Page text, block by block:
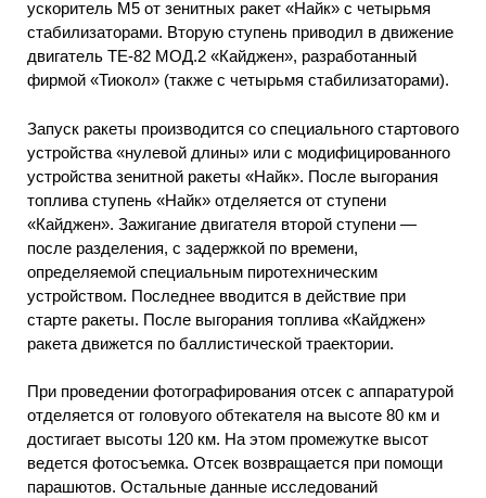
ускоритель М5 от зенитных ракет «Найк» с четырьмя
стабилизаторами. Вторую ступень приводил в движение
двигатель TE-82 МОД.2 «Кайджен», разработанный
фирмой «Тиокол» (также с четырьмя стабилизаторами).
Запуск ракеты производится со специального стартового
устройства «нулевой длины» или с модифицированного
устройства зенитной ракеты «Найк». После выгорания
топлива ступень «Найк» отделяется от ступени
«Кайджен». Зажигание двигателя второй ступени —
после разделения, с задержкой по времени,
определяемой специальным пиротехническим
устройством. Последнее вводится в действие при
старте ракеты. После выгорания топлива «Кайджен»
ракета движется по баллистической траектории.
При проведении фотографирования отсек с аппаратурой
отделяется от головyого обтекателя на высоте 80 км и
достигает высоты 120 км. На этом промежутке высот
ведется фотосъемка. Отсек возвращается при помощи
парашютов. Остальные данные исследований